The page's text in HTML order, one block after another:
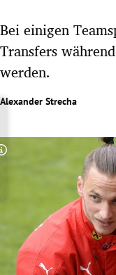
Untermenü
Untermenü
Untermenü
Untermenü
Untermenü
Bei einigen
Transfers
werden.
Alexander Strecha
Copyright-Hinweis